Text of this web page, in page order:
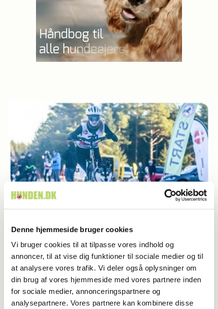
Denne hjemmeside bruger cookies
Vi bruger cookies til at tilpasse vores indhold og
annoncer, til at vise dig funktioner til sociale medier og til
at analysere vores trafik. Vi deler også oplysninger om
din brug af vores hjemmeside med vores partnere inden
for sociale medier, annonceringspartnere og
analysepartnere. Vores partnere kan kombinere disse
Pressemeddelelser
05-02-2026 13:20 Rinnie Mathilde Ilsøe van Oosterhout
Fart over feltet i Klosterheden:
Danmarksmesterskabet i trækhundesport
indtager skoven